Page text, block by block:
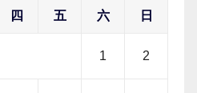
四 五 六 日
1 2